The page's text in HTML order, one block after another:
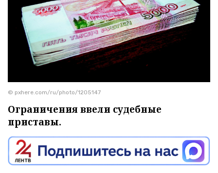
© pxhere.com/ru/photo/1205147
Ограничения ввели судебные
приставы.